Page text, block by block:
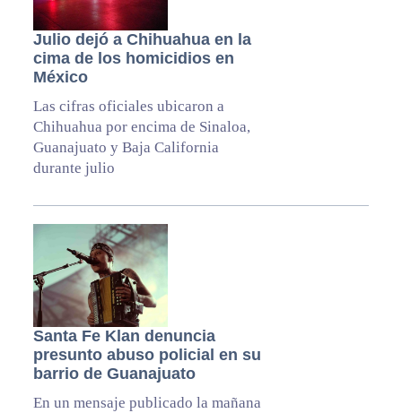
Julio dejó a Chihuahua en la
cima de los homicidios en
México
Las cifras oficiales ubicaron a
Chihuahua por encima de Sinaloa,
Guanajuato y Baja California
durante julio
Santa Fe Klan denuncia
presunto abuso policial en su
barrio de Guanajuato
En un mensaje publicado la mañana